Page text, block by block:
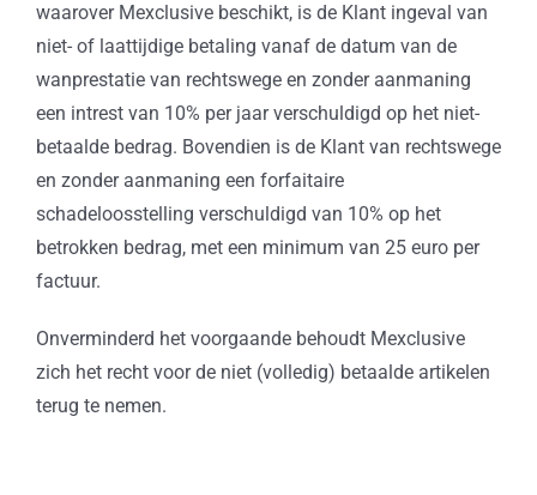
waarover Mexclusive beschikt, is de Klant ingeval van
niet- of laattijdige betaling vanaf de datum van de
wanprestatie van rechtswege en zonder aanmaning
een intrest van 10% per jaar verschuldigd op het niet-
betaalde bedrag. Bovendien is de Klant van rechtswege
en zonder aanmaning een forfaitaire
schadeloosstelling verschuldigd van 10% op het
betrokken bedrag, met een minimum van 25 euro per
factuur.
Onverminderd het voorgaande behoudt Mexclusive
zich het recht voor de niet (volledig) betaalde artikelen
terug te nemen.